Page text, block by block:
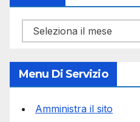
Archivi
Menu Di Servizio
Amministra il sito